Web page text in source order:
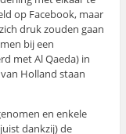
op Facebook, maar
druk zouden gaan
bij een
met Al Qaeda) in
Holland staan
en enkele
dankzij) de